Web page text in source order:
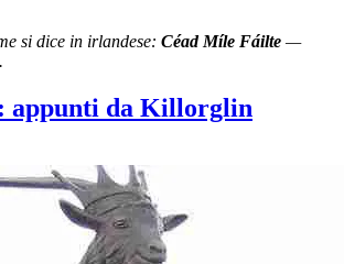
si dice in irlandese: Céad Míle Fáilte —
appunti da Killorglin